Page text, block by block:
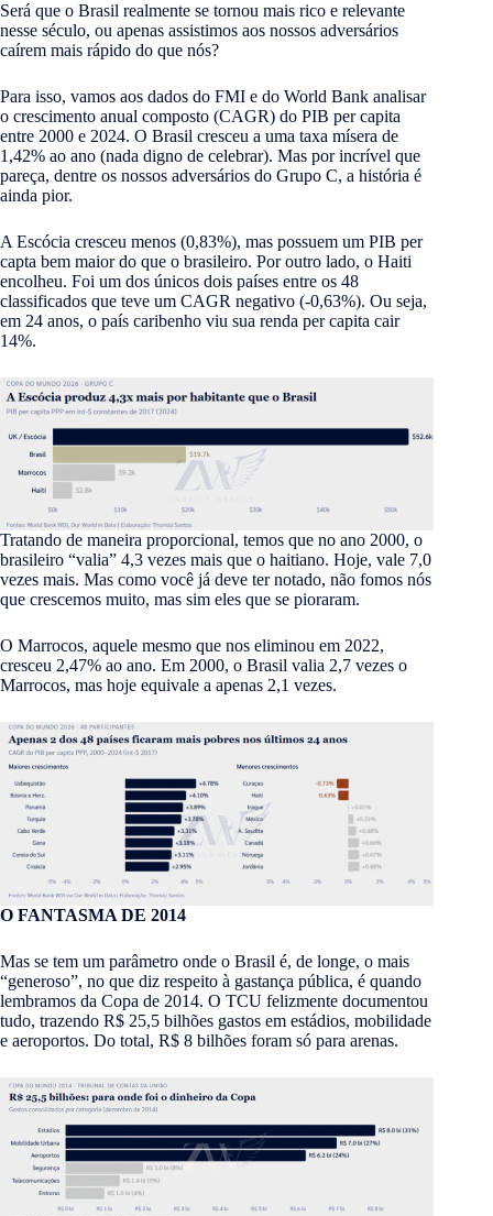
Será que o Brasil realmente se tornou mais rico e relevante
nesse século, ou apenas assistimos aos nossos adversários
caírem mais rápido do que nós?
Para isso, vamos aos dados do FMI e do World Bank analisar
o crescimento anual composto (CAGR) do PIB per capita
entre 2000 e 2024. O Brasil cresceu a uma taxa mísera de
1,42% ao ano (nada digno de celebrar). Mas por incrível que
pareça, dentre os nossos adversários do Grupo C, a história é
ainda pior.
A Escócia cresceu menos (0,83%), mas possuem um PIB per
capta bem maior do que o brasileiro. Por outro lado, o Haiti
encolheu. Foi um dos únicos dois países entre os 48
classificados que teve um CAGR negativo (-0,63%). Ou seja,
em 24 anos, o país caribenho viu sua renda per capita cair
14%.
Tratando de maneira proporcional, temos que no ano 2000, o
brasileiro “valia” 4,3 vezes mais que o haitiano. Hoje, vale 7,0
vezes mais. Mas como você já deve ter notado, não fomos nós
que crescemos muito, mas sim eles que se pioraram.
O Marrocos, aquele mesmo que nos eliminou em 2022,
cresceu 2,47% ao ano. Em 2000, o Brasil valia 2,7 vezes o
Marrocos, mas hoje equivale a apenas 2,1 vezes.
O FANTASMA DE 2014
Mas se tem um parâmetro onde o Brasil é, de longe, o mais
“generoso”, no que diz respeito à gastança pública, é quando
lembramos da Copa de 2014. O TCU felizmente documentou
tudo, trazendo R$ 25,5 bilhões gastos em estádios, mobilidade
e aeroportos. Do total, R$ 8 bilhões foram só para arenas.